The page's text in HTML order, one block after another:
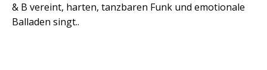
& B vereint, harten, tanzbaren Funk und emotionale
Balladen singt..